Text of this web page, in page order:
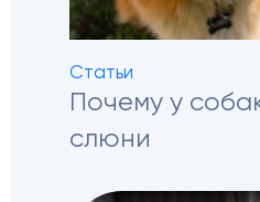
Статьи
Почему у
слюни